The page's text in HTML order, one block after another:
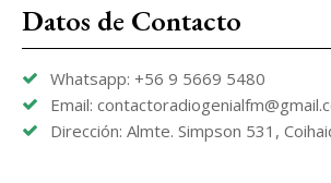
Datos de Contacto
Whatsapp: +56 9 5669 5480
Email:
Dirección: Almte. Simpson 531,